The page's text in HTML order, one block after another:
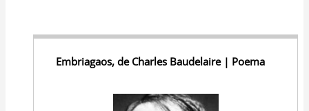
Embriagaos, de Charles Baudelaire | Poema